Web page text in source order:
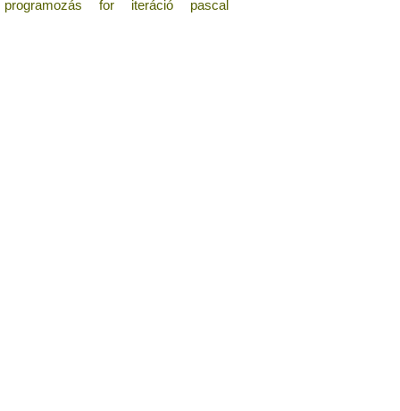
programozás
for iteráció pascal